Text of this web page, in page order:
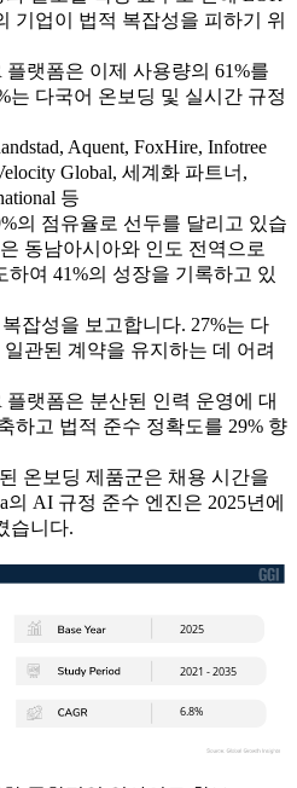
기업이 법적 복잡성을 피하기 위
플랫폼은 이제 사용량의 61%를
는 다국어 온보딩 및 실시간 규정
Aquent, FoxHire, Infotree
Global, 세계화 파트너,
등
의 점유율로 선두를 달리고 있습
동남아시아와 인도 전역으로
여 41%의 성장을 기록하고 있
잡성을 보고합니다. 27%는 다
관된 계약을 유지하는 데 어려
플랫폼은 분산된 인력 운영에 대
하고 법적 준수 정확도를 29% 향
온보딩 제품군은 채용 시간을
의 AI 규정 준수 엔진은 2025년에
습니다.